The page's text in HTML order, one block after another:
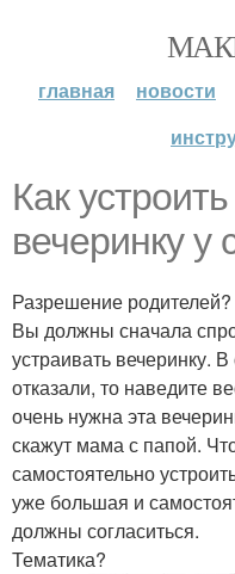
главная новости
Как
вечеринку у
Разрешение родителей?
Вы должны сначала
устраивать вечеринку.
отказали, то наведите
очень нужна эта
скажут мама с папой.
самостоятельно
уже большая и
должны согласиться.
Тематика?